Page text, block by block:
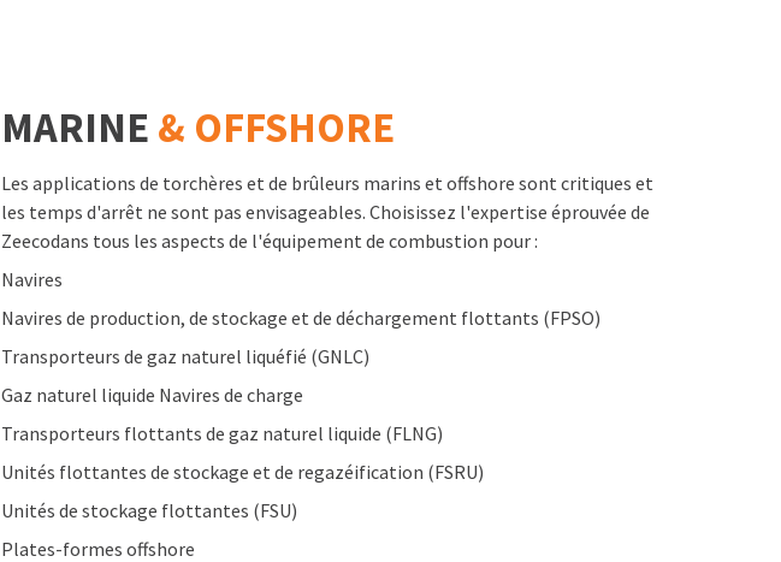
MARINE & OFFSHORE
Les applications de torchères et de brûleurs marins et offshore sont critiques et
les temps d'arrêt ne sont pas envisageables. Choisissez l'expertise éprouvée de
Zeecodans tous les aspects de l'équipement de combustion pour :
Navires
Navires de production, de stockage et de déchargement flottants (FPSO)
Transporteurs de gaz naturel liquéfié (GNLC)
Gaz naturel liquide Navires de charge
Transporteurs flottants de gaz naturel liquide (FLNG)
Unités flottantes de stockage et de regazéification (FSRU)
Unités de stockage flottantes (FSU)
Plates-formes offshore